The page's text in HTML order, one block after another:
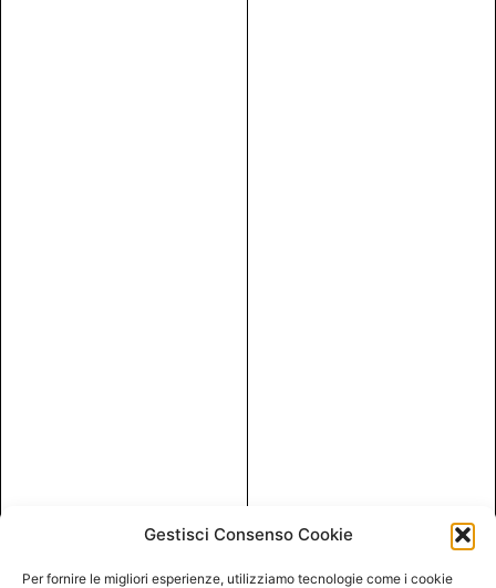
Gestisci Consenso Cookie
Per fornire le migliori esperienze, utilizziamo tecnologie come i cookie